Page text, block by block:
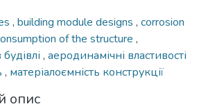
, building module designs , corrosion
of the structure ,
, аеродинамічні властивості
, матеріалоємність конструкції
опис